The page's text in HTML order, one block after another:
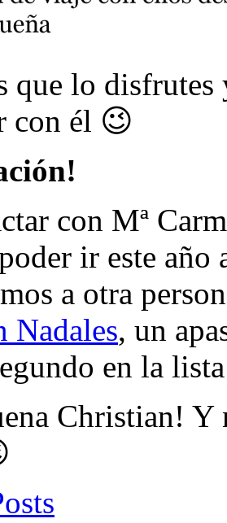
que lo
con él 😉
con Mª
ir este
a otra
Nadales, un
en la
Christian! Y